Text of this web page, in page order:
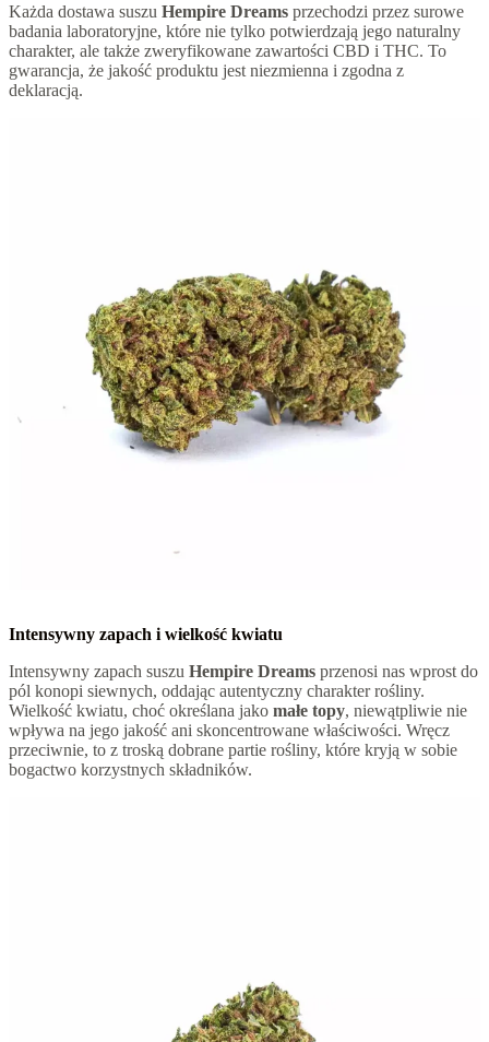
Każda dostawa suszu Hempire Dreams przechodzi przez surowe
badania laboratoryjne, które nie tylko potwierdzają jego naturalny
charakter, ale także zweryfikowane zawartości CBD i THC. To
gwarancja, że jakość produktu jest niezmienna i zgodna z
deklaracją.
Intensywny zapach i wielkość kwiatu
Intensywny zapach suszu Hempire Dreams przenosi nas wprost do
pól konopi siewnych, oddając autentyczny charakter rośliny.
Wielkość kwiatu, choć określana jako małe topy, niewątpliwie nie
wpływa na jego jakość ani skoncentrowane właściwości. Wręcz
przeciwnie, to z troską dobrane partie rośliny, które kryją w sobie
bogactwo korzystnych składników.